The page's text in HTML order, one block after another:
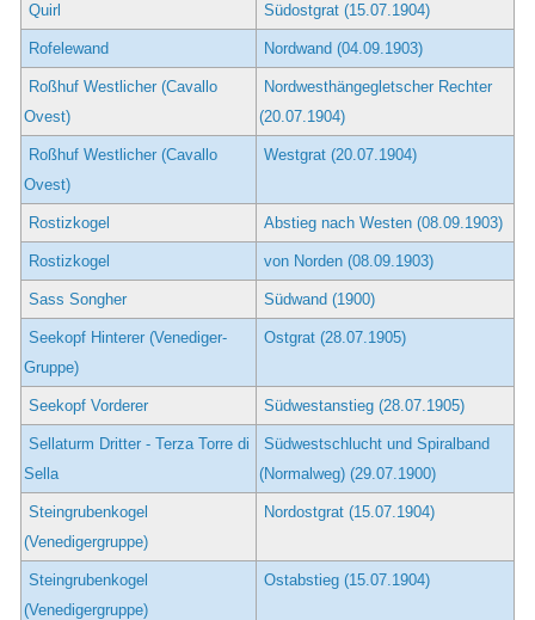
Quirl Südostgrat (15.07.1904)
Rofelewand Nordwand (04.09.1903)
Roßhuf Westlicher (Cavallo
Ovest)
Nordwesthängegletscher Rechter
(20.07.1904)
Roßhuf Westlicher (Cavallo
Ovest)
Westgrat (20.07.1904)
Rostizkogel Abstieg nach Westen (08.09.1903)
Rostizkogel von Norden (08.09.1903)
Sass Songher Südwand (1900)
Seekopf Hinterer (Venediger-
Gruppe)
Ostgrat (28.07.1905)
Seekopf Vorderer Südwestanstieg (28.07.1905)
Sellaturm Dritter - Terza Torre di
Sella
Südwestschlucht und Spiralband
(Normalweg) (29.07.1900)
Steingrubenkogel
(Venedigergruppe)
Nordostgrat (15.07.1904)
Steingrubenkogel
(Venedigergruppe)
Ostabstieg (15.07.1904)